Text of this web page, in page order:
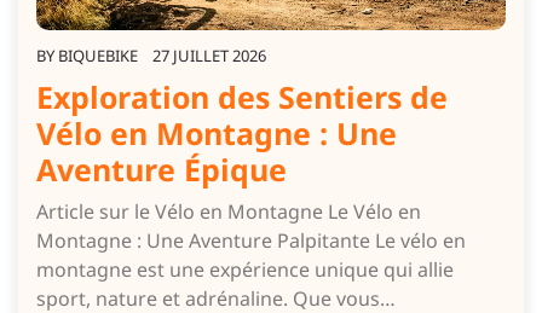
BY BIQUEBIKE 27 JUILLET 2026
Exploration des Sentiers de
Vélo en Montagne : Une
Aventure Épique
Article sur le Vélo en Montagne Le Vélo en
Montagne : Une Aventure Palpitante Le vélo en
montagne est une expérience unique qui allie
sport, nature et adrénaline. Que vous…